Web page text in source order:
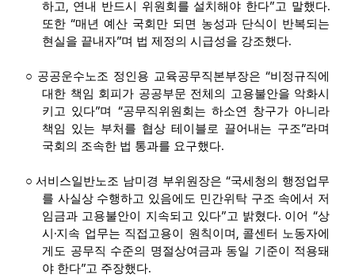
하고, 연내 반드시 위원회를 설치해야 한다”고 말했다.
또한“매년 예산 국회만 되면 농성과 단식이 반복되는
현실을 끝내자”며 법 제정의 시급성을 강조했다.
○ 공공운수노조 정인용 교육공무직본부장은 “비정규직에
대한 책임 회피가 공공부문 전체의 고용불안을 악화시
키고 있다”며 “공무직위원회는 하소연 창구가 아니라
책임 있는 부처를 협상 테이블로 끌어내는 구조”라며
국회의 조속한 법 통과를 요구했다.
○서비스일반노조 남미경 부위원장은 “국세청의 행정업무
를 사실상 수행하고 있음에도 민간위탁 구조 속에서 저
임금과 고용불안이 지속되고 있다”고 밝혔다. 이어 “상
시 ·지속 업무는 직접고용이 원칙이며 , 콜센터 노동자에
게도 공무직 수준의 명절상여금과 동일 기준이 적용돼
야 한다”고 주장했다.